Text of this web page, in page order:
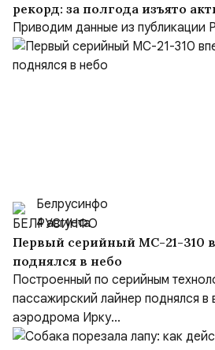
рекорд: за полгода изъято
$10,16 млрд
Приводим данные из публикации
Белрусинфо
4 августа
Первый серийный МС-21-310
поднялся в небо
Построенный по серийным
пассажирский лайнер поднялся в
аэродрома Ирку...